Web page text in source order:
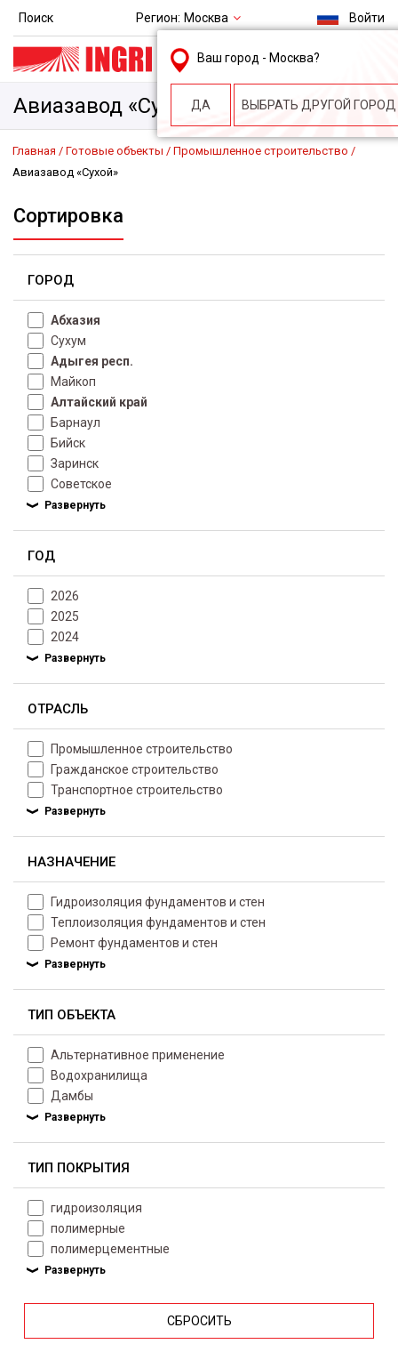
Поиск Регион: Москва
Ваш город - Москва?
ДА ВЫБРАТЬ ДРУГОЙ ГОРОД
Войти
msk@ingri.ru
пн. – пт.: 9.00-18.00
Авиазавод «Сухой»
Главная Готовые объекты
Промышленное строительство
Авиазавод «Сухой»
Сортировка
ГОРОД
Абхазия
Сухум
Адыгея респ.
Майкоп
Алтайский край
Барнаул
Бийск
Заринск
Советское
ГОД
2026
2025
2024
ОТРАСЛЬ
Промышленное строительство
Гражданское строительство
Транспортное строительство
НАЗНАЧЕНИЕ
Гидроизоляция фундаментов и стен
Теплоизоляция фундаментов и стен
Ремонт фундаментов и стен
ТИП ОБЪЕКТА
Альтернативное применение
Водохранилища
Дамбы
ТИП ПОКРЫТИЯ
гидроизоляция
полимерные
полимерцементные
СБРОСИТЬ